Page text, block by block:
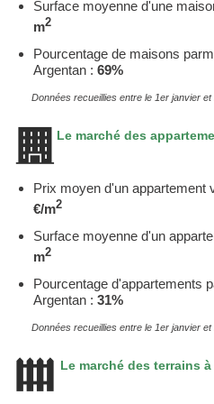
Surface moyenne d'une
m2
Pourcentage de maisons
Argentan : 69%
Données recueillies entre le 1er janvier et
Le marché des
Prix moyen d'un appartement
€/m2
Surface moyenne d'un
m2
Pourcentage d'appartements
Argentan : 31%
Données recueillies entre le 1er janvier et
Le marché des terrains